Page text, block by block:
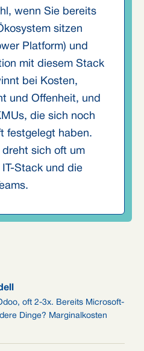
wenn Sie bereits
sitzen
Platform) und
mit diesem Stack
bei Kosten,
und Offenheit, und
die sich noch
festgelegt haben.
dreht sich oft um
Stack und die
oft 2-3x. Bereits Microsoft-
Dinge? Marginalkosten